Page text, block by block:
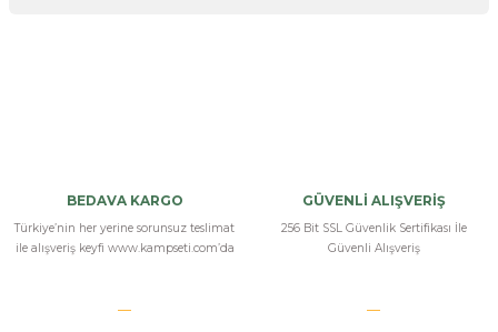
BEDAVA KARGO
Türkiye’nin her yerine sorunsuz teslimat
ile alışveriş keyfi www.kampseti.com’da
GÜVENLİ ALIŞVERİŞ
256 Bit SSL Güvenlik Sertifikası İle
Güvenli Alışveriş